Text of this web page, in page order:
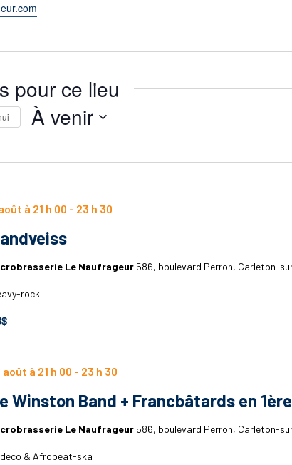
pour ce lieu
À venir
à 21 h 00 - 23 h 30
Le Naufrageur 586, boulevard Perron, Carleton-
rock
Winston Band + Francbâtards en
août à 21 h 00 - 23 h 30
Le Naufrageur 586, boulevard Perron, Carleton-
& Afrobeat-ska